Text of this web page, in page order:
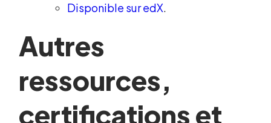
Disponible sur edX.
Autres
ressources,
certifications et